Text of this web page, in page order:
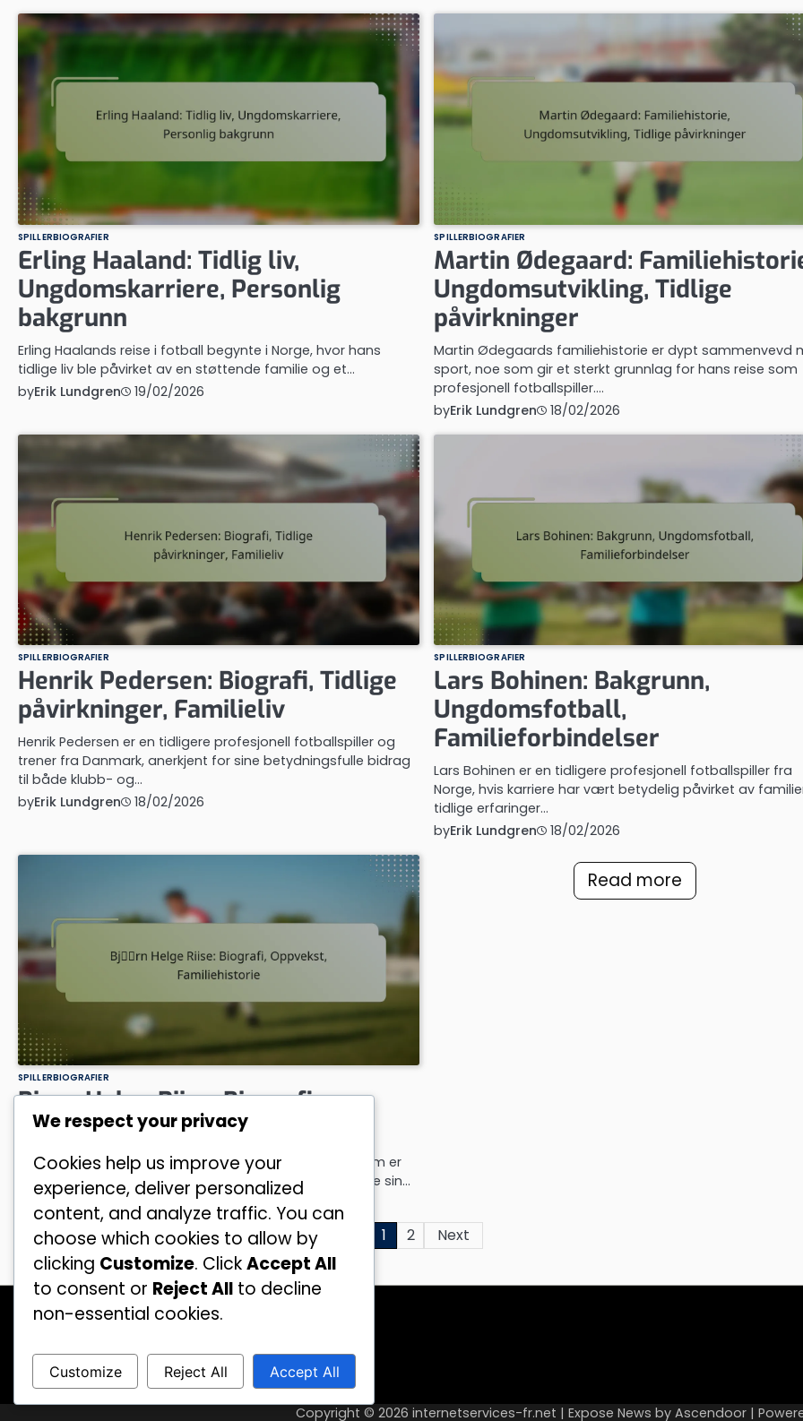
SPILLERBIOGRAFIER
Erling Haaland: Tidlig liv,
Ungdomskarriere, Personlig
bakgrunn
Erling Haalands reise i fotball begynte i Norge, hvor hans
tidlige liv ble påvirket av en støttende familie og et…
byErik Lundgren 19/02/2026
SPILLERBIOGRAFIER
Martin Ødegaard:
Ungdomsutvikling, Tidlige
påvirkninger
Martin Ødegaards familiehistorie er dypt sammenvevd
sport, noe som gir et sterkt grunnlag for hans reise som
profesjonell fotballspiller.…
byErik Lundgren 18/02/2026
SPILLERBIOGRAFIER
Henrik Pedersen: Biografi, Tidlige
påvirkninger, Familieliv
Henrik Pedersen er en tidligere profesjonell fotballspiller og
trener fra Danmark, anerkjent for sine betydningsfulle bidrag
til både klubb- og…
byErik Lundgren 18/02/2026
SPILLERBIOGRAFIER
Lars Bohinen: Bakgrunn,
Ungdomsfotball,
Familieforbindelser
Lars Bohinen er en tidligere profesjonell fotballspiller fra
Norge, hvis karriere har vært betydelig påvirket av
tidlige erfaringer…
byErik Lundgren 18/02/2026
SPILLERBIOGRAFIER
Bjørn Helge Riise: Biografi,
Oppvekst, Familiehistorie
Bjørn Helge Riise er en pensjonert norsk fotballspiller som er
kjent for sine betydelige bidrag til sporten gjennom hele sin…
Erik Lundgren 18/02/2026
Read more
Posts
pagination
1 2 Next
Kategorier
Internasjonale prestasjoner
Karrierehøydepunkter
Spillerbiografier
Copyright © 2026 internetservices-fr.net | Expose News by Ascendoor|
We respect your privacy
Cookies help us improve your
experience, deliver personalized
content, and analyze traffic. You can
choose which cookies to allow by
clicking Customize. ClickAccept All
to consent or Reject All to decline
non-essential cookies.
Customize Reject All Accept All